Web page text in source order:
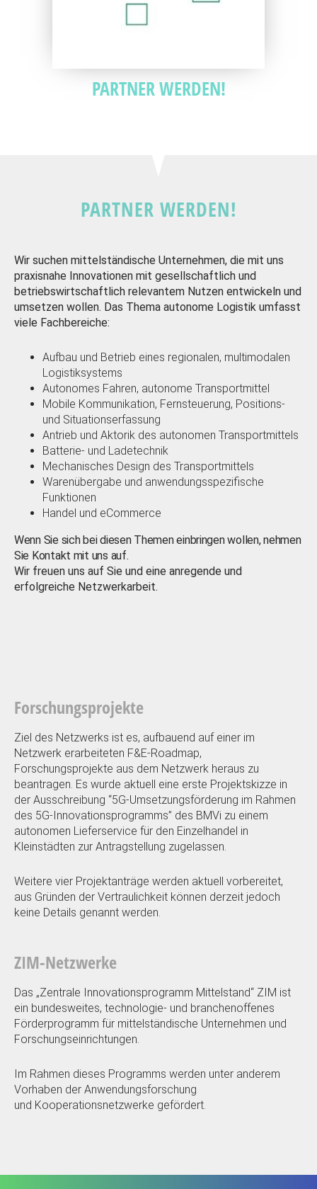
PARTNER WERDEN!
PARTNER WERDEN!
Wir suchen mittelständische Unternehmen, die mit uns
praxisnahe Innovationen mit gesellschaftlich und
betriebswirtschaftlich relevantem Nutzen entwickeln und
umsetzen wollen. Das Thema autonome Logistik umfasst
viele Fachbereiche:
Aufbau und Betrieb eines regionalen, multimodalen
Logistiksystems
Autonomes Fahren, autonome Transportmittel
Mobile Kommunikation, Fernsteuerung, Positions-
und Situationserfassung
Antrieb und Aktorik des autonomen Transportmittels
Batterie- und Ladetechnik
Mechanisches Design des Transportmittels
Warenübergabe und anwendungsspezifische
Funktionen
Handel und eCommerce
Wenn Sie sich bei diesen Themen einbringen wollen, nehmen
Sie Kontakt mit uns auf.
Wir freuen uns auf Sie und eine anregende und
erfolgreiche Netzwerkarbeit.
Forschungsprojekte
Ziel des Netzwerks ist es, aufbauend auf einer im
Netzwerk erarbeiteten F&E-Roadmap,
Forschungsprojekte aus dem Netzwerk heraus zu
beantragen. Es wurde aktuell eine erste Projektskizze in
der Ausschreibung “5G-Umsetzungsförderung im Rahmen
des 5G-Innovationsprogramms” des BMVi zu einem
autonomen Lieferservice für den Einzelhandel in
Kleinstädten zur Antragstellung zugelassen.
Weitere vier Projektanträge werden aktuell vorbereitet,
aus Gründen der Vertraulichkeit können derzeit jedoch
keine Details genannt werden.
ZIM-Netzwerke
Das „Zentrale Innovationsprogramm Mittelstand“ ZIM ist
ein bundesweites, technologie- und branchenoffenes
Förderprogramm für mittelständische Unternehmen und
Forschungseinrichtungen.
Im Rahmen dieses Programms werden unter anderem
Vorhaben der Anwendungsforschung
und Kooperationsnetzwerke gefördert.